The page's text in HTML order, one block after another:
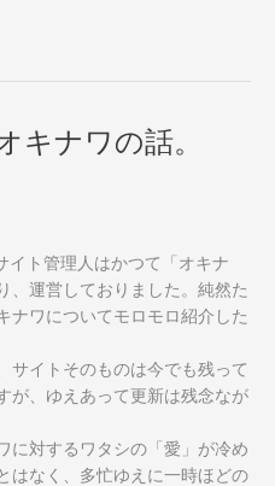
キナワの話。
イト管理人はかつて「オキナ
、運営しておりました。純然た
ナワについてモロモロ紹介した
サイトそのものは今でも残って
が、ゆえあって更新は残念なが
に対するワタシの「愛」が冷め
はなく、多忙ゆえに一時ほどの